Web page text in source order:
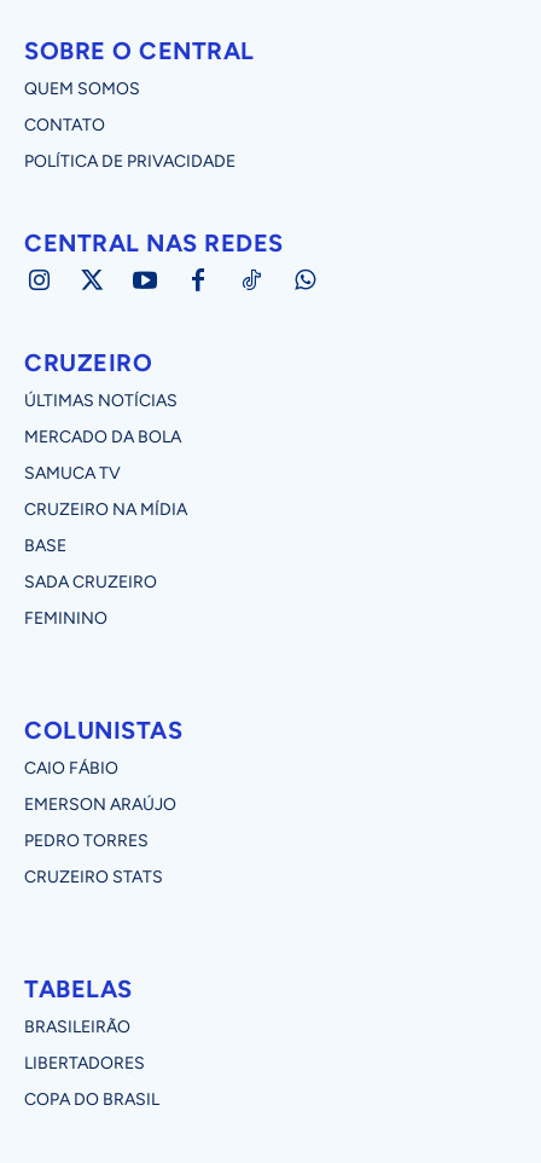
SOBRE O CENTRAL
QUEM SOMOS
CONTATO
POLÍTICA DE PRIVACIDADE
CENTRAL NAS REDES
CRUZEIRO
ÚLTIMAS NOTÍCIAS
MERCADO DA BOLA
SAMUCA TV
CRUZEIRO NA MÍDIA
BASE
SADA CRUZEIRO
FEMININO
COLUNISTAS
CAIO FÁBIO
EMERSON ARAÚJO
PEDRO TORRES
CRUZEIRO STATS
TABELAS
BRASILEIRÃO
LIBERTADORES
COPA DO BRASIL